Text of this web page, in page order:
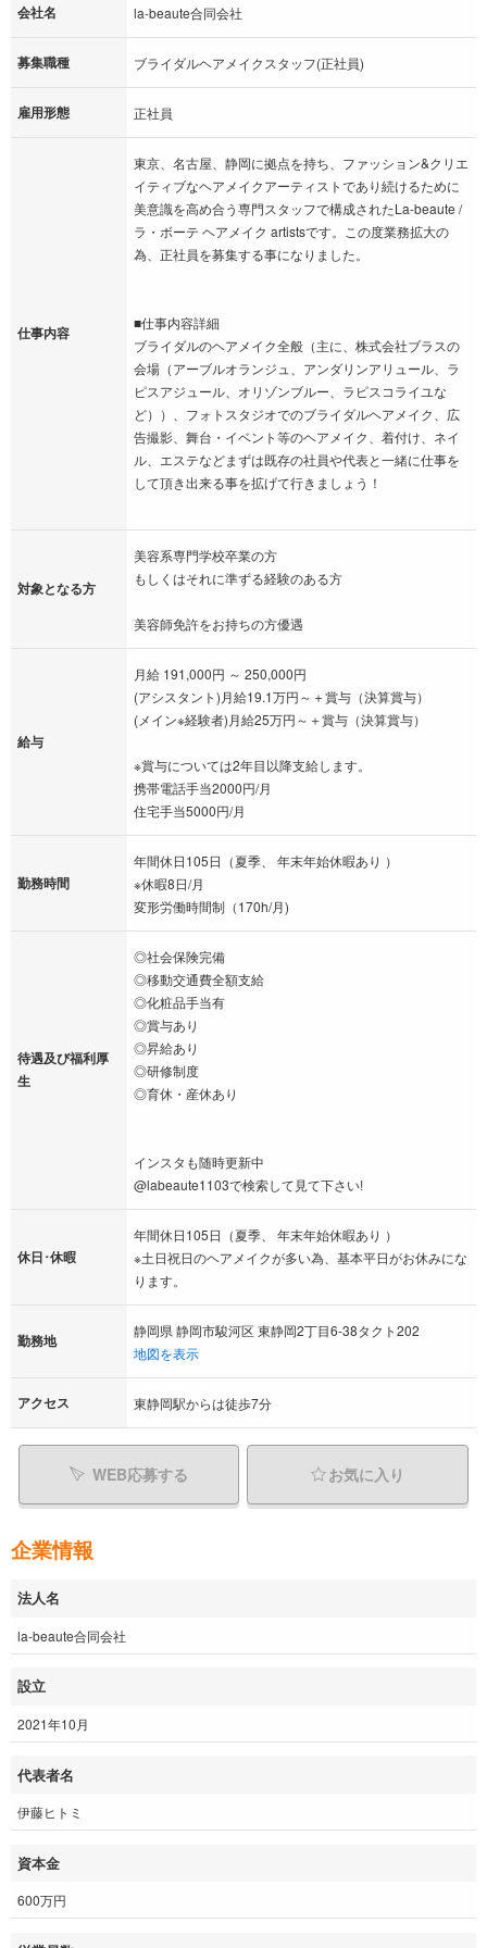
会社名 la-beaute合同会社
募集職種 ブライダルヘアメイクスタッフ(正社員)
雇用形態 正社員
仕事内容
東京、名古屋、静岡に拠点を持ち、ファッション&クリエ
イティブなヘアメイクアーティストであり続けるために
美意識を高め合う専門スタッフで構成されたLa-beaute /
ラ・ボーテ ヘアメイク artistsです。この度業務拡大の
為、正社員を募集する事になりました。
■仕事内容詳細
ブライダルのヘアメイク全般（主に、株式会社ブラスの
会場（アーブルオランジュ、アンダリンアリュール、ラ
ピスアジュール、オリゾンブルー、ラピスコライユな
ど））、フォトスタジオでのブライダルヘアメイク、広
告撮影、舞台・イベント等のヘアメイク、着付け、ネイ
ル、エステなどまずは既存の社員や代表と一緒に仕事を
して頂き出来る事を拡げて行きましょう！
対象となる方
美容系専門学校卒業の方
もしくはそれに準ずる経験のある方
美容師免許をお持ちの方優遇
給与
月給 191,000円 ～ 250,000円
(アシスタント)月給19.1万円～＋賞与（決算賞与）
(メイン※経験者)月給25万円～＋賞与（決算賞与）
※賞与については2年目以降支給します。
携帯電話手当2000円/月
住宅手当5000円/月
勤務時間
年間休日105日（夏季、 年末年始休暇あり ）
※休暇8日/月
変形労働時間制（170h/月)
待遇及び福利厚
生
◎社会保険完備
◎移動交通費全額支給
◎化粧品手当有
◎賞与あり
◎昇給あり
◎研修制度
◎育休・産休あり
インスタも随時更新中
@labeaute1103で検索して見て下さい!
休日･休暇
年間休日105日（夏季、 年末年始休暇あり ）
※土日祝日のヘアメイクが多い為、基本平日がお休みにな
ります。
勤務地
静岡県 静岡市駿河区 東静岡2丁目6-38タクト202
地図を表示
アクセス 東静岡駅からは徒歩7分
WEB応募する お気に入り
企業情報
法人名
la-beaute合同会社
設立
2021年10月
代表者名
伊藤ヒトミ
資本金
600万円